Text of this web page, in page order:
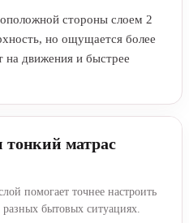
стороны слоем 2
но ощущается более
на движения и быстрее
тонкий матрас
помогает точнее настроить
бытовых ситуациях.